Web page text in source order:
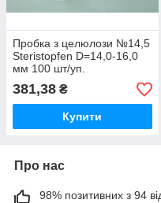
Пробка з целюлози №14,5
Steristopfen D=14,0-16,0
мм 100 шт/уп.
381,38 ₴
Купити
Про нас
98% позитивних з 94